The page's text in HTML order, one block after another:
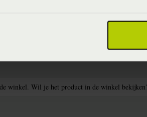
winkel. Wil je het product in de winkel